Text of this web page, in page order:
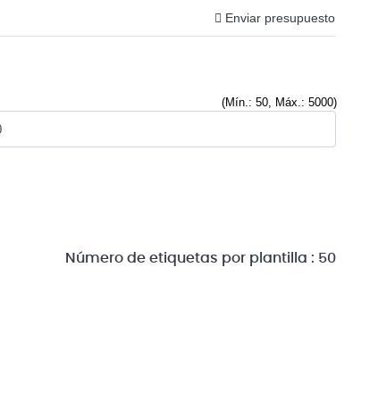
Enviar presupuesto
(Mín.: 50, Máx.: 5000)
Número de etiquetas por plantilla : 50